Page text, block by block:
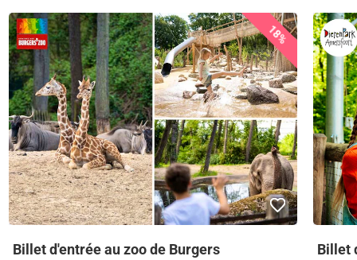
18%
Billet d'entrée au zoo de Burgers Billet